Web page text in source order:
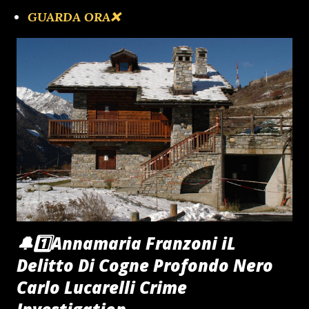
🔴1️⃣OBER GRUPPEN FHURER
CIAORINO!CLUB NIGHT SHOW
🦅Inadeguata Impreparata Incapace il Governo
Meloni
GUARDA ORA❌️
🔔1️⃣Annamaria Franzoni iL
Delitto Di Cogne Profondo Nero
Carlo Lucarelli Crime